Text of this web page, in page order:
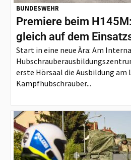
BUNDESWEHR
Premiere beim
gleich auf dem
Start in eine neue Ära: Am
erste Hörsaal die Ausbildung am
Kampfhubschrauber...